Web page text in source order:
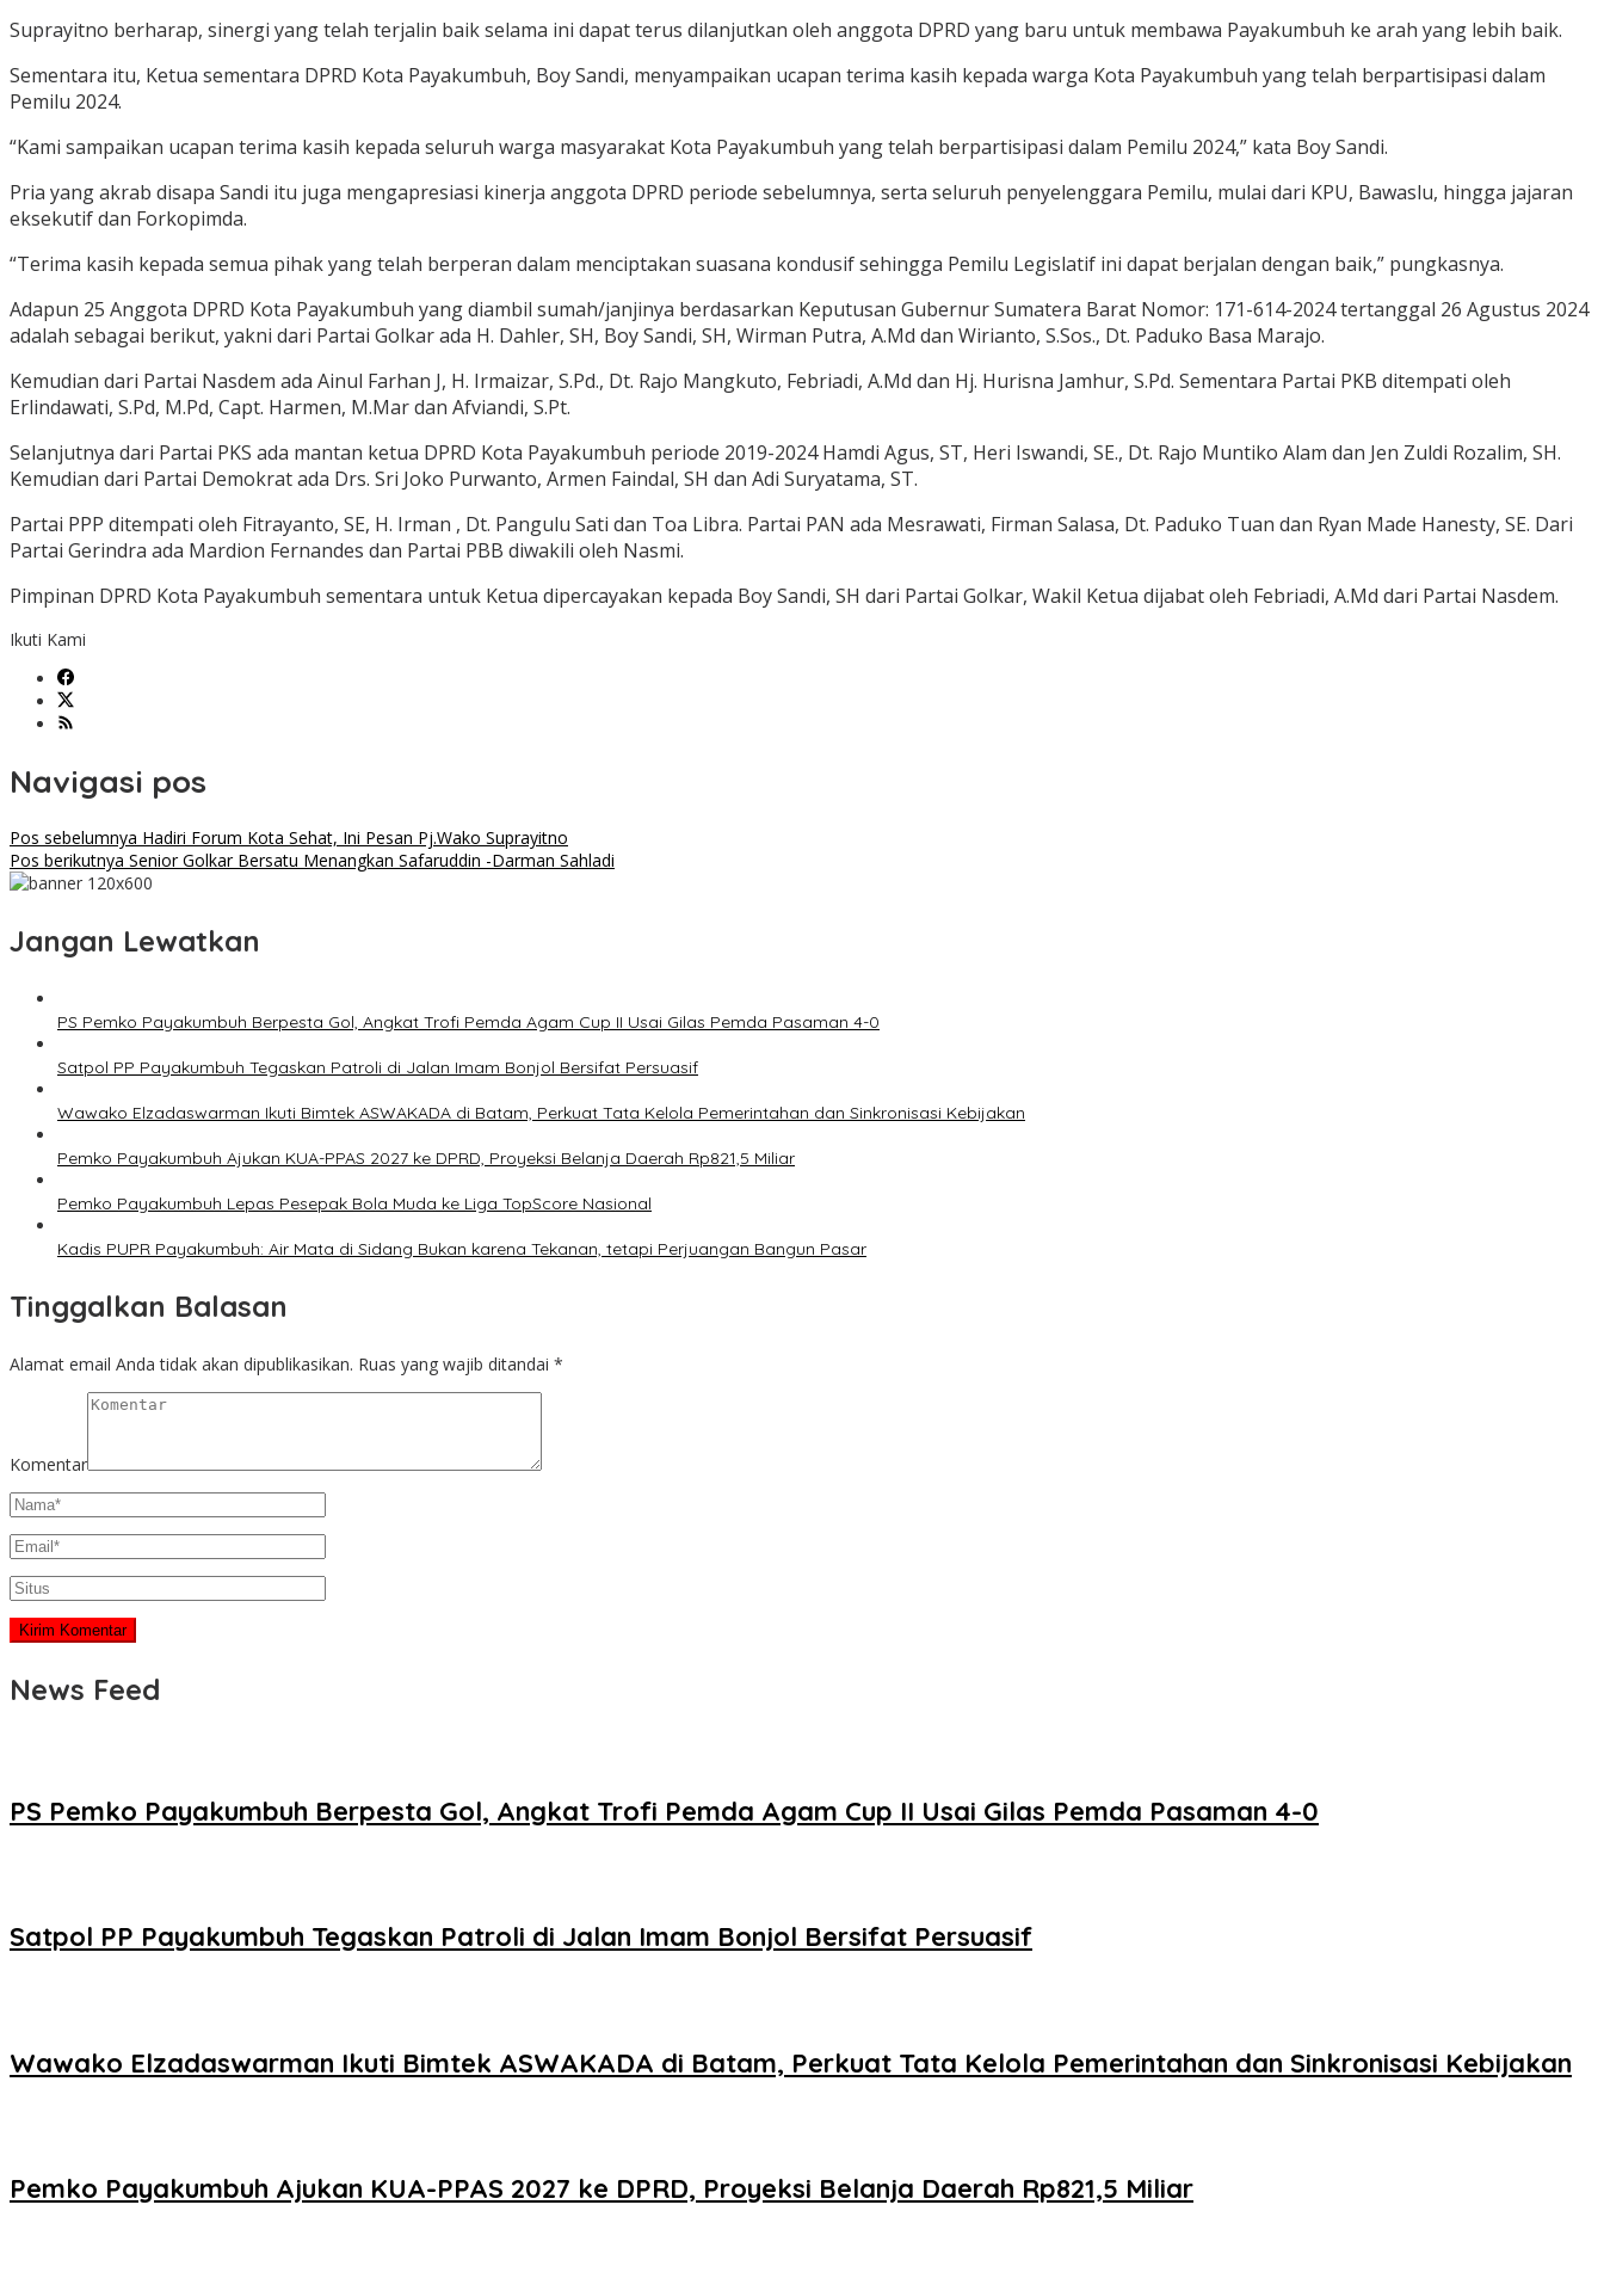
Suprayitno berharap, sinergi yang telah terjalin baik selama ini dapat terus dilanjutkan oleh anggota DPRD yang baru untuk membawa Payakumbuh ke arah yang lebih baik.
Sementara itu, Ketua sementara DPRD Kota Payakumbuh, Boy Sandi, menyampaikan ucapan terima kasih kepada warga Kota Payakumbuh yang telah berpartisipasi dalam
Pemilu 2024.
“Kami sampaikan ucapan terima kasih kepada seluruh warga masyarakat Kota Payakumbuh yang telah berpartisipasi dalam Pemilu 2024,” kata Boy Sandi.
Pria yang akrab disapa Sandi itu juga mengapresiasi kinerja anggota DPRD periode sebelumnya, serta seluruh penyelenggara Pemilu, mulai dari KPU, Bawaslu, hingga jajaran
eksekutif dan Forkopimda.
“Terima kasih kepada semua pihak yang telah berperan dalam menciptakan suasana kondusif sehingga Pemilu Legislatif ini dapat berjalan dengan baik,” pungkasnya.
Adapun 25 Anggota DPRD Kota Payakumbuh yang diambil sumah/janjinya berdasarkan Keputusan Gubernur Sumatera Barat Nomor: 171-614-2024 tertanggal 26 Agustus 2024
adalah sebagai berikut, yakni dari Partai Golkar ada H. Dahler, SH, Boy Sandi, SH, Wirman Putra, A.Md dan Wirianto, S.Sos., Dt. Paduko Basa Marajo.
Kemudian dari Partai Nasdem ada Ainul Farhan J, H. Irmaizar, S.Pd., Dt. Rajo Mangkuto, Febriadi, A.Md dan Hj. Hurisna Jamhur, S.Pd. Sementara Partai PKB ditempati oleh
Erlindawati, S.Pd, M.Pd, Capt. Harmen, M.Mar dan Afviandi, S.Pt.
Selanjutnya dari Partai PKS ada mantan ketua DPRD Kota Payakumbuh periode 2019-2024 Hamdi Agus, ST, Heri Iswandi, SE., Dt. Rajo Muntiko Alam dan Jen Zuldi Rozalim, SH.
Kemudian dari Partai Demokrat ada Drs. Sri Joko Purwanto, Armen Faindal, SH dan Adi Suryatama, ST.
Partai PPP ditempati oleh Fitrayanto, SE, H. Irman , Dt. Pangulu Sati dan Toa Libra. Partai PAN ada Mesrawati, Firman Salasa, Dt. Paduko Tuan dan Ryan Made Hanesty, SE. Dari
Partai Gerindra ada Mardion Fernandes dan Partai PBB diwakili oleh Nasmi.
Pimpinan DPRD Kota Payakumbuh sementara untuk Ketua dipercayakan kepada Boy Sandi, SH dari Partai Golkar, Wakil Ketua dijabat oleh Febriadi, A.Md dari Partai Nasdem.
Ikuti Kami
Navigasi pos
Pos sebelumnya Hadiri Forum Kota Sehat, Ini Pesan Pj.Wako Suprayitno
Pos berikutnya Senior Golkar Bersatu Menangkan Safaruddin -Darman Sahladi
Jangan Lewatkan
PS Pemko Payakumbuh Berpesta Gol, Angkat Trofi Pemda Agam Cup II Usai Gilas Pemda Pasaman 4-0
Satpol PP Payakumbuh Tegaskan Patroli di Jalan Imam Bonjol Bersifat Persuasif
Wawako Elzadaswarman Ikuti Bimtek ASWAKADA di Batam, Perkuat Tata Kelola Pemerintahan dan Sinkronisasi Kebijakan
Pemko Payakumbuh Ajukan KUA-PPAS 2027 ke DPRD, Proyeksi Belanja Daerah Rp821,5 Miliar
Pemko Payakumbuh Lepas Pesepak Bola Muda ke Liga TopScore Nasional
Kadis PUPR Payakumbuh: Air Mata di Sidang Bukan karena Tekanan, tetapi Perjuangan Bangun Pasar
Tinggalkan Balasan
Alamat email Anda tidak akan dipublikasikan. Ruas yang wajib ditandai *
Komentar
News Feed
PS Pemko Payakumbuh Berpesta Gol, Angkat Trofi Pemda Agam Cup II Usai Gilas Pemda Pasaman 4-0
Satpol PP Payakumbuh Tegaskan Patroli di Jalan Imam Bonjol Bersifat Persuasif
Wawako Elzadaswarman Ikuti Bimtek ASWAKADA di Batam, Perkuat Tata Kelola Pemerintahan dan Sinkronisasi Kebijakan
Pemko Payakumbuh Ajukan KUA-PPAS 2027 ke DPRD, Proyeksi Belanja Daerah Rp821,5 Miliar